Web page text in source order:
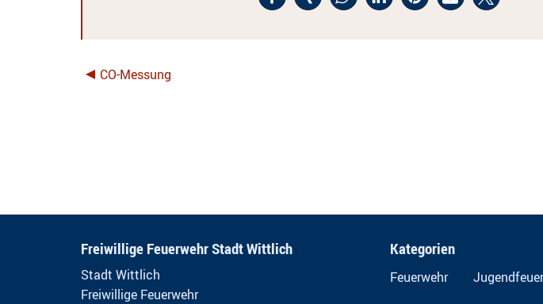
CO-Messung
Freiwillige Feuerwehr Stadt Wittlich
Stadt Wittlich
Freiwillige Feuerwehr
Kategorien
Feuerwehr